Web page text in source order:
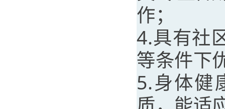
作；
4.具有社
等条件下
5.身体健